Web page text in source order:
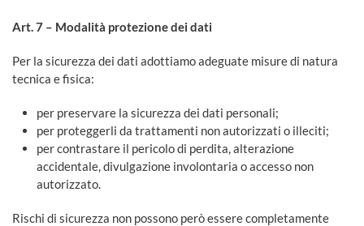
Art. 7 – Modalità protezione dei dati
Per la sicurezza dei dati adottiamo adeguate misure di natura
tecnica e fisica:
per preservare la sicurezza dei dati personali;
per proteggerli da trattamenti non autorizzati o illeciti;
per contrastare il pericolo di perdita, alterazione
accidentale, divulgazione involontaria o accesso non
autorizzato.
Rischi di sicurezza non possono però essere completamente